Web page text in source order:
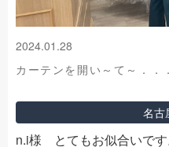
2024.01.28
カーテンを開い～て～．．．
名古
n.i様 とてもお似合いです